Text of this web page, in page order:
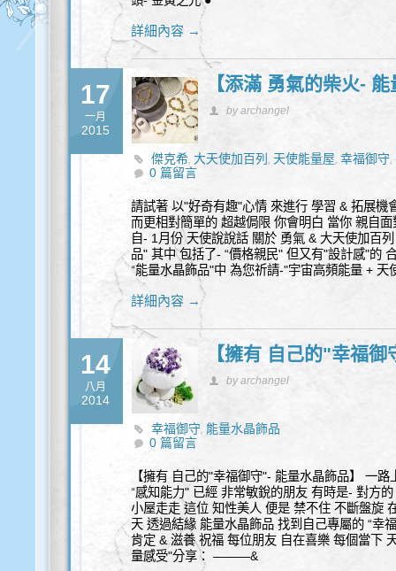
詳細內容 →
17
一月
2015
【添滿 勇氣的柴火-
by archangel
傑克希,大天使加百列 , 天使能量屋,幸福御守,
0 篇留言
請試著 以"好奇有趣"心情 來進行 學習 & 拓展機
而更相對簡單的 超越侷限 你會明白 當你 親
自- 1月份 天使說說話 關於 勇氣 & 大天使加百
品" 其中 包括了- “價格親民" 但又有"設計感"的
“能量水晶飾品"中 為您祈請-"宇宙高頻能量 +
詳細內容 →
14
八月
2014
【擁有 自己的"幸福
by archangel
幸福御守, 能量水晶飾品
0 篇留言
【擁有 自己的"幸福御守"- 能量水晶飾品】 一
“感知能力" 已經 非常敏銳的朋友 有時是- 對方
小屋走走 這位 知性美人 便是 禁不住 不斷盤旋
天 透過結緣 能量水晶飾品 找到自己專屬的 “幸
肯定 & 滋養 祝福 每位朋友 自在喜樂 每個當下
量感受"分享： ———&